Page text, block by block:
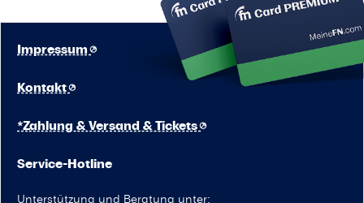
Service-Hotline
Unterstützung und Beratung unter:
Kontakt
Impressum
*Zahlung & Versand & Tickets